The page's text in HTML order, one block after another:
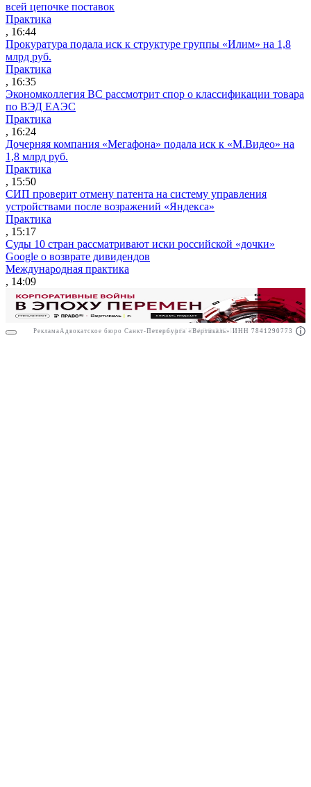
РекламаАО"ПРАВО.РУ" ИНН: 7708095468
всей цепочке поставок
Практика
, 16:44
Прокуратура подала иск к структуре группы «Илим» на 1,8
млрд руб.
Практика
, 16:35
Экономколлегия ВС рассмотрит спор о классификации товара
по ВЭД ЕАЭС
Практика
, 16:24
Дочерняя компания «Мегафона» подала иск к «М.Видео» на
1,8 млрд руб.
Практика
, 15:50
СИП проверит отмену патента на систему управления
устройствами после возражений «Яндекса»
Практика
, 15:17
Суды 10 стран рассматривают иски российской «дочки»
Google о возврате дивидендов
Международная практика
, 14:09
Реклама Адвокатское бюро Санкт-Петербурга «Вертикаль» ИНН 7841290773